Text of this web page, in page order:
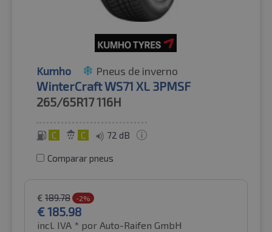
Kumho Pneus de inverno
WinterCraft WS71 XL 3PMSF
265/65R17116H
C C 72 dB
Comparar pneus
€ 189.78 -2%
€185.98
incl. IVA * por Auto-Raifen GmbH